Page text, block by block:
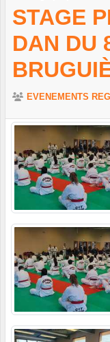
STAGE
DAN DU
EVENEMENTS